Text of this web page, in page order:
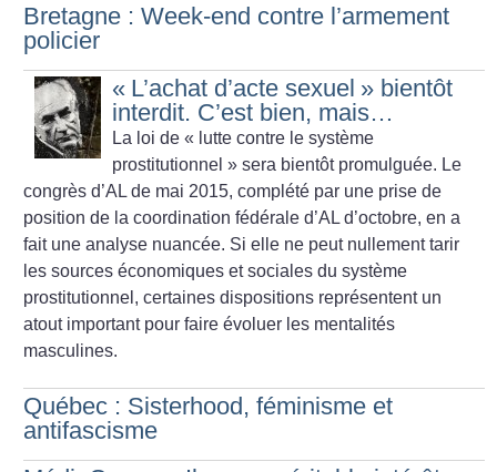
Bretagne : Week-end contre l’armement
policier
« L’achat d’acte sexuel » bientôt
interdit. C’est bien, mais…
La loi de « lutte contre le système
prostitutionnel » sera bientôt promulguée. Le
congrès d’AL de mai 2015, complété par une prise de
position de la coordination fédérale d’AL d’octobre, en a
fait une analyse nuancée. Si elle ne peut nullement tarir
les sources économiques et sociales du système
prostitutionnel, certaines dispositions représentent un
atout important pour faire évoluer les mentalités
masculines.
Québec : Sisterhood, féminisme et
antifascisme